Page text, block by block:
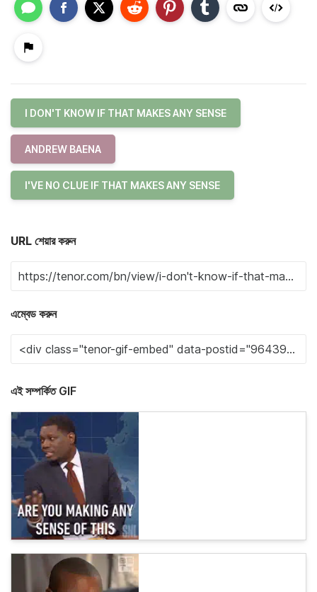
I DON'T KNOW IF THAT MAKES ANY SENSE
ANDREW BAENA
I'VE NO CLUE IF THAT MAKES ANY SENSE
URL শেয়ার করুন
এম্বেড করুন
এই সম্পর্কিত GIF